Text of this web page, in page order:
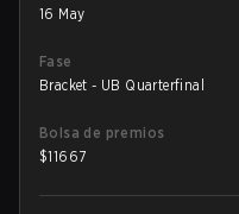
16 May
Fase
Bracket - UB Quarterfinal
Bolsa de premios
$11667